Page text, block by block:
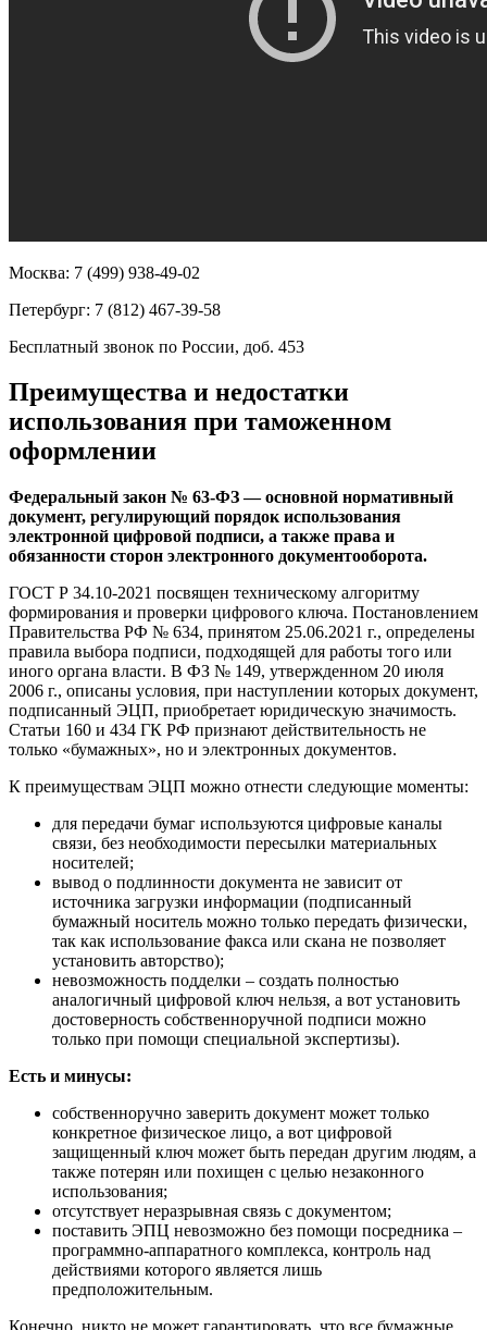
Москва: 7 (499) 938-49-02
Петербург: 7 (812) 467-39-58
Бесплатный звонок по России, доб. 453
Преимущества и недостатки
использования при таможенном
оформлении
Федеральный закон № 63-ФЗ — основной нормативный
документ, регулирующий порядок использования
электронной цифровой подписи, а также права и
обязанности сторон электронного документооборота.
ГОСТ Р 34.10-2021 посвящен техническому алгоритму
формирования и проверки цифрового ключа. Постановлением
Правительства РФ № 634, принятом 25.06.2021 г., определены
правила выбора подписи, подходящей для работы того или
иного органа власти. В ФЗ № 149, утвержденном 20 июля
2006 г., описаны условия, при наступлении которых документ,
подписанный ЭЦП, приобретает юридическую значимость.
Статьи 160 и 434 ГК РФ признают действительность не
только «бумажных», но и электронных документов.
К преимуществам ЭЦП можно отнести следующие моменты:
для передачи бумаг используются цифровые каналы
связи, без необходимости пересылки материальных
носителей;
вывод о подлинности документа не зависит от
источника загрузки информации (подписанный
бумажный носитель можно только передать физически,
так как использование факса или скана не позволяет
установить авторство);
невозможность подделки – создать полностью
аналогичный цифровой ключ нельзя, а вот установить
достоверность собственноручной подписи можно
только при помощи специальной экспертизы).
Есть и минусы:
собственноручно заверить документ может только
конкретное физическое лицо, а вот цифровой
защищенный ключ может быть передан другим людям, а
также потерян или похищен с целью незаконного
использования;
отсутствует неразрывная связь с документом;
поставить ЭПЦ невозможно без помощи посредника –
программно-аппаратного комплекса, контроль над
действиями которого является лишь
предположительным.